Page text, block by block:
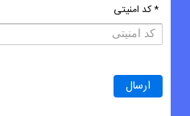
* کد امنیتی